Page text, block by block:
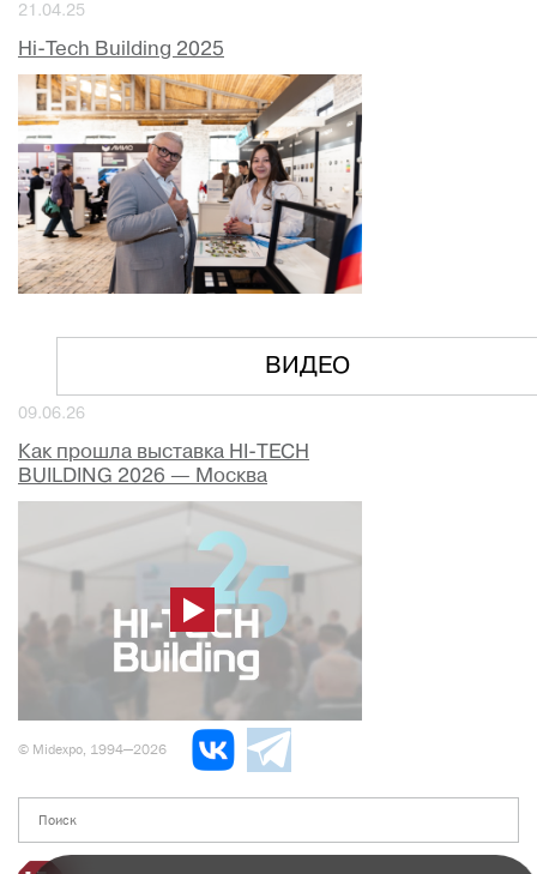
21.04.25
Hi-Tech Building 2025
ВИДЕО
09.06.26
Как прошла выставка HI-TECH
BUILDING 2026 — Москва
© Midexpo, 1994—2026